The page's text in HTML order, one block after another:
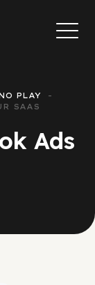
PLAY
SAAS
Ads